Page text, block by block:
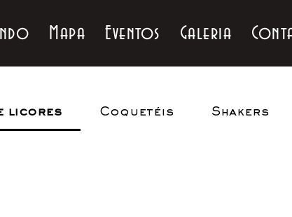
Mapa Eventos Galeria
licores Coquetéis Shakers